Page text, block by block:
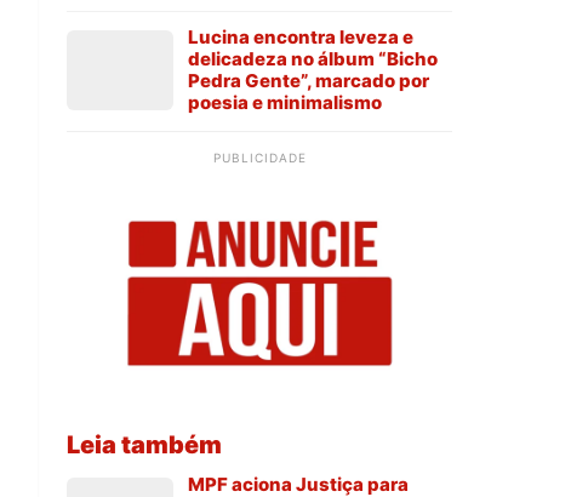
Lucina encontra leveza e
delicadeza no álbum “Bicho
Pedra Gente”, marcado por
poesia e minimalismo
PUBLICIDADE
Leia também
MPF aciona Justiça para